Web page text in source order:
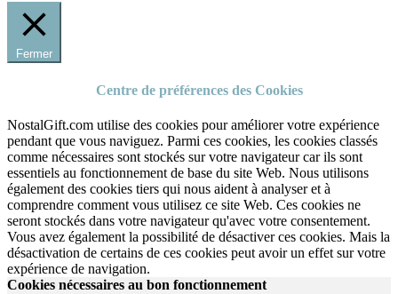
Fermer
Centre de préférences des Cookies
NostalGift.com utilise des cookies pour améliorer votre expérience
pendant que vous naviguez. Parmi ces cookies, les cookies classés
comme nécessaires sont stockés sur votre navigateur car ils sont
essentiels au fonctionnement de base du site Web. Nous utilisons
également des cookies tiers qui nous aident à analyser et à
comprendre comment vous utilisez ce site Web. Ces cookies ne
seront stockés dans votre navigateur qu'avec votre consentement.
Vous avez également la possibilité de désactiver ces cookies. Mais la
désactivation de certains de ces cookies peut avoir un effet sur votre
expérience de navigation.
Cookies nécessaires au bon fonctionnement